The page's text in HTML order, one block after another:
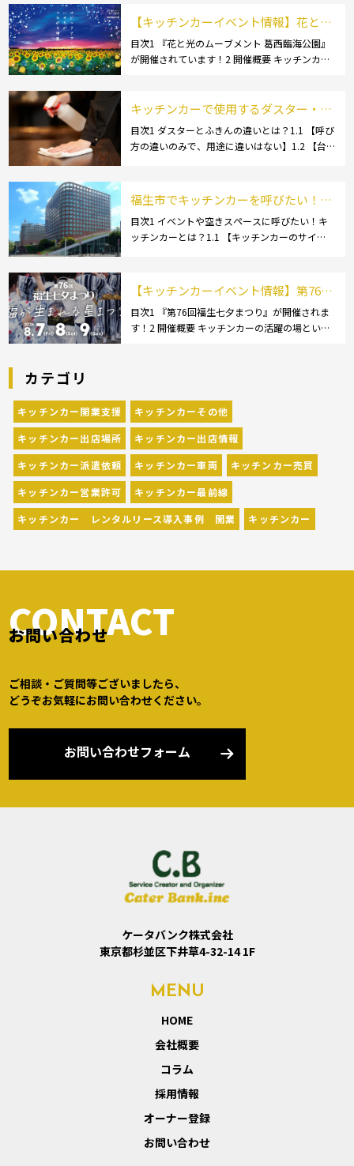
【キッチンカーイベント情報】花と光
のムーブメント 葛西臨海公園が開催さ
れています！
目次1 『花と光のムーブメント 葛西臨海公園』
が開催されています！2 開催概要 キッチンカー
ルメイベントが催されています。 開業前にキ
キッチンカーで使用するダスター・ふ
きんの選び方とは？おすすめ商品3選
も紹介！
目次1 ダスターとふきんの違いとは？1.1 【呼び
方の違いのみで、用途に違いはない】1.2 【台
特徴2.1 【綿】2.2 【マイクロ […]
福生市でキッチンカーを呼びたい！派
遣してもらうにはどうすれば良いの？
依頼の流れや人気メニューを解説
目次1 イベントや空きスペースに呼びたい！キ
ッチンカーとは？1.1 【キッチンカーのサイ
チンカー:1t～ […]
【キッチンカーイベント情報】第76回
福生七夕まつりが開催されます！
目次1 『第76回福生七夕まつり』が開催されま
す！2 開催概要 キッチンカーの活躍の場といえ
カテゴリ
キッチンカー開業支援
キッチンカーその他
キッチンカー出店場所
キッチンカー出店情報
キッチンカー派遣依頼
キッチンカー車両
キッチンカー売買
キッチンカー営業許可
キッチンカー最前線
キッチンカー レンタルリース導入事例 開業
キッチンカー
CONTACT
お問い合わせ
ご相談・ご質問等ございましたら、
どうぞお気軽にお問い合わせください。
お問い合わせフォーム
ケータバンク株式会社
東京都杉並区下井草4-32-14 1F
MENU
HOME
会社概要
コラム
採用情報
オーナー登録
お問い合わせ